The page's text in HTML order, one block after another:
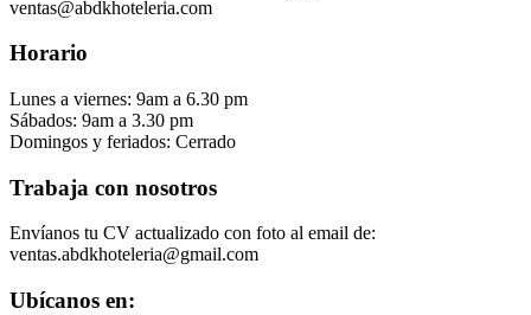
ventas@abdkhoteleria.com
Horario
Lunes a viernes: 9am a 6.30 pm
Sábados: 9am a 3.30 pm
Domingos y feriados: Cerrado
Trabaja con nosotros
Envíanos tu CV actualizado con foto al email de:
ventas.abdkhoteleria@gmail.com
Ubícanos en: